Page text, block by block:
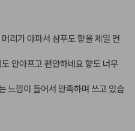
리가 아파서 샴푸도 향을 제일 먼
안아프고 편안하네요 향도 너무
느낌이 들어서 만족하며 쓰고 있습